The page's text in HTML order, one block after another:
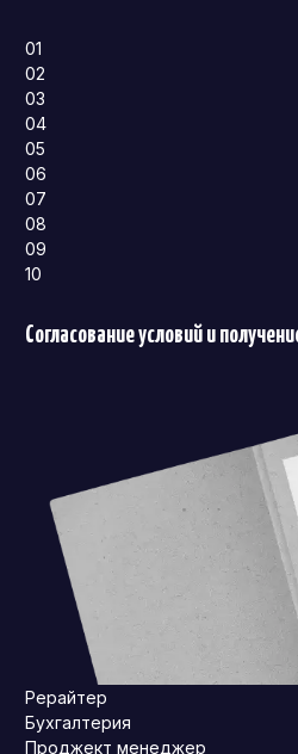
01
02
03
04
05
06
07
08
09
10
Согласование условий и
Рерайтер
Бухгалтерия
Проджект менеджер